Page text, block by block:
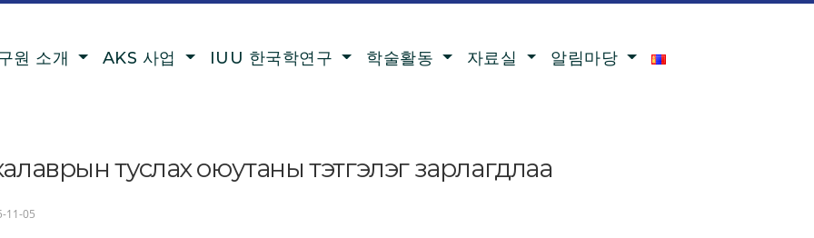
원 소개 AKS 사업 IUU 한국학연구 학술활동 자료실 알림마당
туслах оюутаны тэтгэлэг зарлагдлаа
11-05